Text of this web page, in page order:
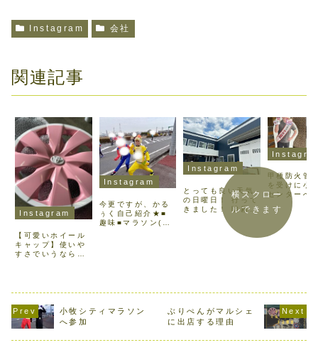
Instagram 会社
関連記事
Instagram
【可愛いホイール
キャップ】使いや
すさでいうならば
いなと考えており
ます「こんなデザ
インあったらいい
Instagram
今更ですが、かる
ぅく自己紹介★■
趣味■マラソン(主
る(うるさいともい
う)■短所■後先考
Instagram
とっても良い天気
の日曜日！ 行って
きました！ 噴霧塗
装技能士1級実技
試験 やる事はやっ
た！(たぶん) 昭和
す ((( ；ﾟДﾟ)))
...
甲種防火管
を受けに小
センターへ
日間終わり
んと #防火
講習 終了
あったから
から...
横スクロー
ルできます
小牧シティマラソン
へ参加
ぶりぺんがマルシェ
に出店する理由